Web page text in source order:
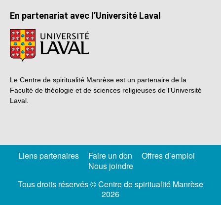
En partenariat avec l’Université Laval
Le Centre de spiritualité Manrèse est un partenaire de la
Faculté de théologie et de sciences religieuses de l’Université
Laval.
Liens partenaires Faire un don
Offres d’emploi
Nous joindre
Tous droits réservés © Centre de spiritualité Manrèse
2026